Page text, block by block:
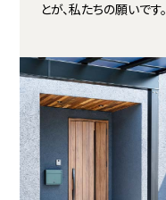
とが、私たちの願いです。